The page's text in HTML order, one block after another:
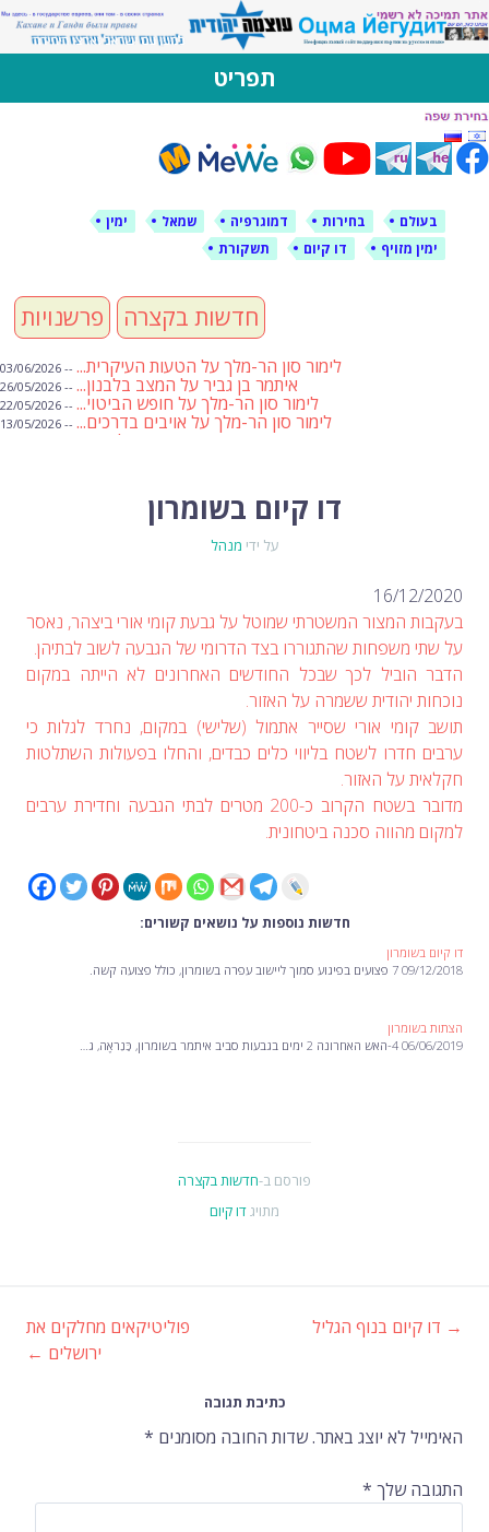
לימין עוצמה יהודית
אתר תמיכה ברוסית ובעברית
תפריט
דילוג
לתוכן
בעולם בחירות דמוגרפיה שמאל
ימין
ימין מזויף
דו קיום תשקורת
פרשנויות חדשות בקצרה
לימור סון הר-מלך על הטעות העיקרית... -- 03/06/2026
איתמר בן גביר על המצב בלבנון... -- 26/05/2026
לימור סון הר-מלך על חופש הביטוי... -- 22/05/2026
לימור סון הר-מלך על אויבים בדרכים... -- 13/05/2026
שבועת אמונים לדעאש
לימור סון הר-מלך על חוק...
מיכאל בן ארי על פרשת הת...
מיכאל בן ארי על פרשת הת...
השר בן גביר במקום נפילת הטיל....
מיכאל בן ארי על פרשת השבוע ... -- 13/03/2026
הונאה עצמית דמוגרפית...-- 13/03/2026
איראן והערבים
מיכאל בן ארי על פרשת השבוע ת... -- 06/03/2026
מיכאל בן ארי על דילמת המנהיגות....
מיכאל בן ארי על פרשת הת...-- 27/02/2026
מיכאל בן ארי על פרשת הת...
מיכאל בן ארי על פרשת הת...-- 13/02/2026
חלקם של היהודים הולך ופוחת....
מיכאל בן ארי על פרשת השבוע ת...-- 30/01/2026
דו קיום בשומרון
על ידי מנהל
16/12/2020
בעקבות המצור המשטרתי שמוטל על גבעת קומי אורי ביצהר, נאסר
על שתי משפחות שהתגוררו בצד הדרומי של הגבעה לשוב לבתיהן.
הדבר הוביל לכך שבכל החודשים האחרונים לא הייתה במקום
נוכחות יהודית ששמרה על האזור.
תושב קומי אורי שסייר אתמול (שלישי) במקום, נחרד לגלות כי
ערבים חדרו לשטח בליווי כלים כבדים, והחלו בפעולות השתלטות
חקלאית על האזור.
מדובר בשטח הקרוב כ-200 מטרים לבתי הגבעה וחדירת ערבים
למקום מהווה סכנה ביטחונית.
חדשות נוספות על נושאים קשורים:
דו קיום בשומרון
09/12/2018 7 פצועים בפיגוע סמוך ליישוב עפרה בשומרון, כולל פצועה קשה.
הצתות בשומרון
06/06/2019 4-האש האחרונה 2 ימים בגבעות סביב איתמר בשומרון, כַּנִראֶה, ג…
פורסם ב-חדשות בקצרה
מתויגדו קיום
ניווט
ברשומות
→ דו קיום בנוף הגליל
פוליטיקאים מחלקים את
ירושלים ←
כתיבת תגובה
האימייל לא יוצג באתר.שדות החובה מסומנים *
התגובה שלך *